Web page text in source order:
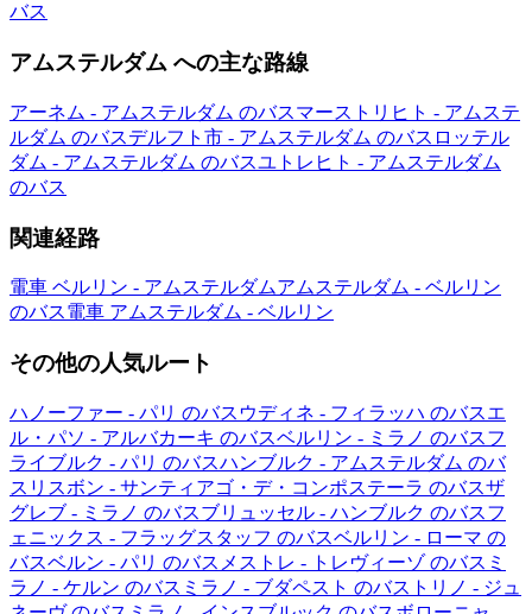
バス
アムステルダム への主な路線
アーネム - アムステルダム のバスマーストリヒト - アムステ
ルダム のバスデルフト市 - アムステルダム のバス ロッテル
ダム - アムステルダム のバスユトレヒト - アムステルダム
のバス
関連経路
電車 ベルリン - アムステルダムアムステルダム - ベルリン
のバス電車 アムステルダム - ベルリン
その他の人気ルート
ハノーファー - パリ のバス ウディネ - フィラッハ のバスエ
ル・パソ - アルバカーキ のバスベルリン - ミラノ のバスフ
ライブルク - パリ のバスハンブルク - アムステルダム のバ
ス リスボン - サンティアゴ・デ・コンポステーラ のバスザ
グレブ - ミラノ のバスブリュッセル - ハンブルク のバスフ
ェニックス - フラッグスタッフ のバスベルリン - ローマ の
バスベルン - パリ のバス メストレ - トレヴィーゾ のバス ミ
ラノ - ケルン のバス ミラノ - ブダペスト のバス トリノ - ジュ